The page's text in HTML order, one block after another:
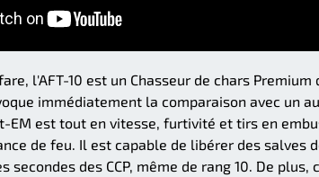
l'AFT-10 est un Chasseur de chars
immédiatement la comparaison avec un
EM est tout en vitesse, furtivité et tirs en
de feu. Il est capable de libérer des salves
secondes des CCP, même de rang 10. De